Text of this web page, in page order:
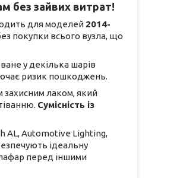
без зайвих витрат!
для моделей 2014-
покупки всього вузла, що
у декілька шарів
ризик пошкоджень.
захисним лаком, який
Сумісність із
AL, Automotive Lighting,
ідеальну
перед іншими